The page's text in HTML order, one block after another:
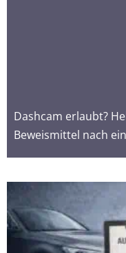
Dashcam erlaubt?
Beweismittel nach